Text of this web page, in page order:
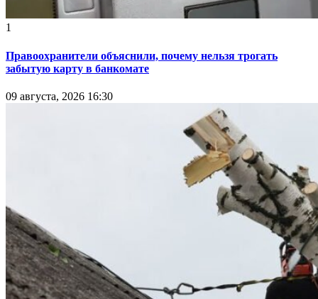
1
Правоохранители объяснили, почему нельзя трогать
забытую карту в банкомате
09 августа, 2026 16:30